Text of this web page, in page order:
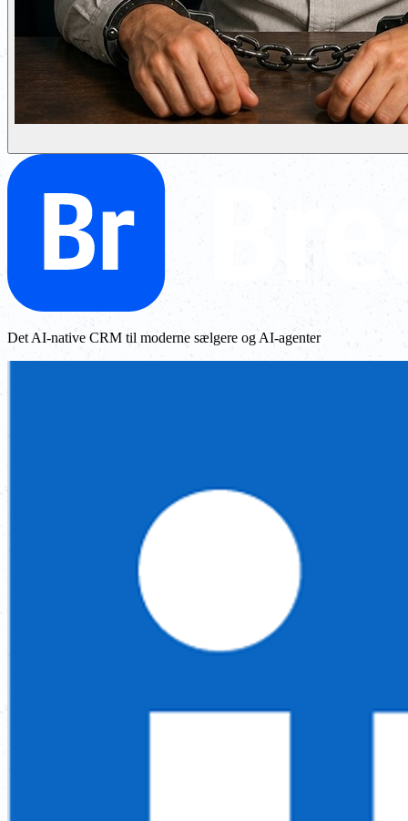
Det AI-native CRM til moderne sælgere og AI-agenter